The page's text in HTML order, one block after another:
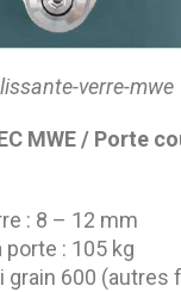
verre-mwe
MWE / Porte
: 8 – 12 mm
porte : 105 kg
grain 600 (autres